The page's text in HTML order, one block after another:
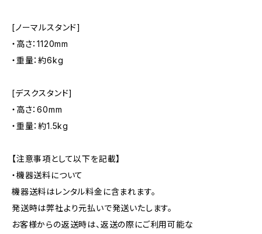
[ノーマルスタンド]
・高さ：1120mm
・重量：約6kg
[デスクスタンド]
・高さ：60mm
・重量：約1.5kg
【注意事項として以下を記載】
・機器送料について
機器送料はレンタル料金に含まれます。
発送時は弊社より元払いで発送いたします。
お客様からの返送時は、返送の際にご利用可能な